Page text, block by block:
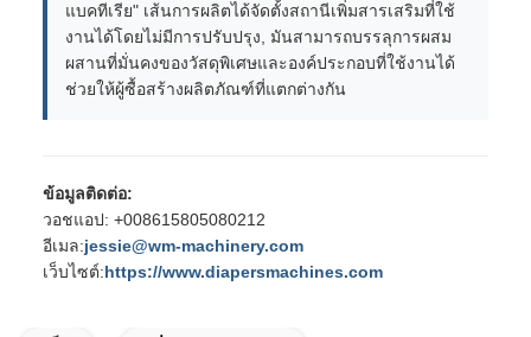
แบคทีเรีย" เส้นการผลิตได้จัดตั้งสถานีเพิ่มสารเสริมที่ใช้
งานได้โดยไม่มีการปรับปรุง, มันสามารถบรรลุการผสม
ผสานที่มั่นคงของวัสดุพิเศษและองค์ประกอบที่ใช้งานได้
ช่วยให้ผู้ซื้อสร้างผลิตภัณฑ์ที่แตกต่างกัน
ข้อมูลติดต่อ:
วอชแอป: +008615805080212
อีเมล:jessie@wm-machinery.com
เว็บไซต์:https://www.diapersmachines.com